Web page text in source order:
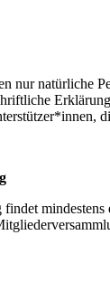
nur natürliche
mindestens